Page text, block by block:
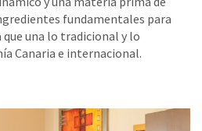
fundamentales para
una lo tradicional y lo
Canaria e internacional.